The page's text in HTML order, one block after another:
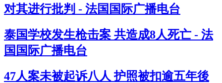
对其进行批判 - 法国国际广播电台
泰国学校发生枪击案 共造成8人死亡 - 法
国国际广播电台
47人案未被起诉八人 护照被扣逾五年後